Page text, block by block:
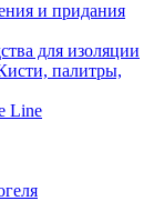
и придания
для изоляции
палитры,
Line